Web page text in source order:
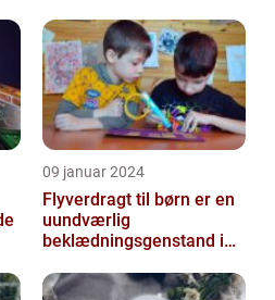
09 januar 2024
Flyverdragt til børn er en
uundværlig
beklædningsgenstand i